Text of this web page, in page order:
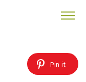
Pin it